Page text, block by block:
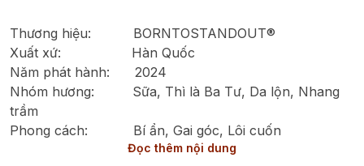
Thương hiệu: BORNTOSTANDOUT®
Xuất xứ: Hàn Quốc
Năm phát hành: 2024
Nhóm hương: Sữa, Thì là Ba Tư, Da lộn, Nhang
trầm
Phong cách: Bí ẩn, Gai góc, Lôi cuốn
Đọc thêm nội dung